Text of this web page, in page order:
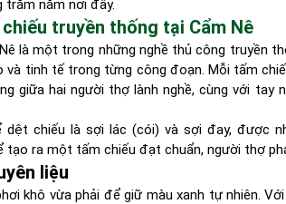
năm nơi đây.
truyền thống tại Cẩm Nê
là một trong những nghề thủ công truyền
và tinh tế trong từng công đoạn. Mỗi tấm
giữa hai người thợ lành nghề, cùng với tay
dệt chiếu là sợi lác (cói) và sợi đay, được
ra một tấm chiếu đạt chuẩn, người thợ
liệu
khô vừa phải để giữ màu xanh tự nhiên.